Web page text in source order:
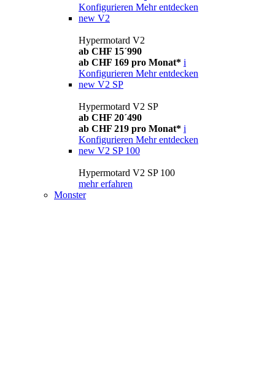
Konfigurieren Mehr entdecken
new V2
Hypermotard V2
ab CHF 15´990
ab CHF 169 pro Monat* i
Konfigurieren Mehr entdecken
new V2 SP
Hypermotard V2 SP
ab CHF 20´490
ab CHF 219 pro Monat* i
Konfigurieren Mehr entdecken
new V2 SP 100
Hypermotard V2 SP 100
mehr erfahren
Monster